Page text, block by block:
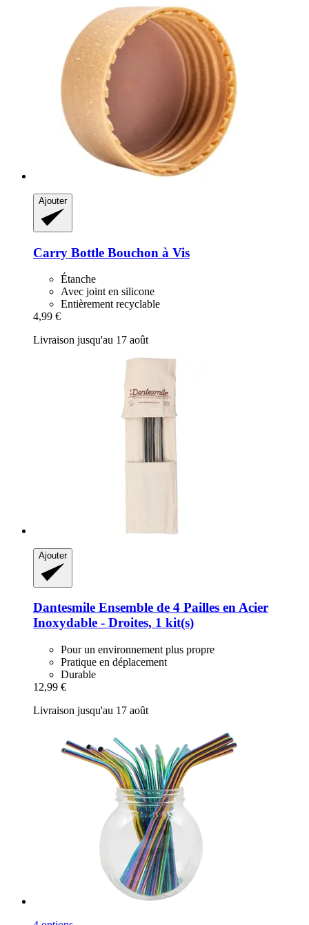
Ajouter
Carry Bottle Bouchon à Vis
Étanche
Avec joint en silicone
Entièrement recyclable
4,99 €
Livraison jusqu'au 17 août
Ajouter
Dantesmile Ensemble de 4 Pailles en Acier
Inoxydable -​ Droites, 1 kit(s)
Pour un environnement plus propre
Pratique en déplacement
Durable
12,99 €
Livraison jusqu'au 17 août